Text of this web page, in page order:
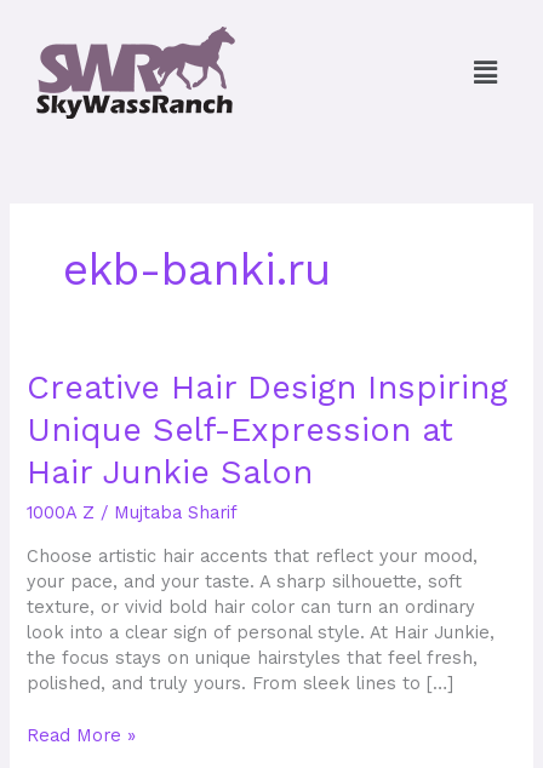
content
Menu
ekb-banki.ru
Creative Hair Design Inspiring
Unique Self-Expression at
Hair Junkie Salon
1000A Z / Mujtaba Sharif
Choose artistic hair accents that reflect your mood,
your pace, and your taste. A sharp silhouette, soft
texture, or vivid bold hair color can turn an ordinary
look into a clear sign of personal style. At Hair Junkie,
the focus stays on unique hairstyles that feel fresh,
polished, and truly yours. From sleek lines to […]
Creative
Hair
Design
Inspiring
Unique
Self-
at
Hair
Junkie
Salon
Read More »